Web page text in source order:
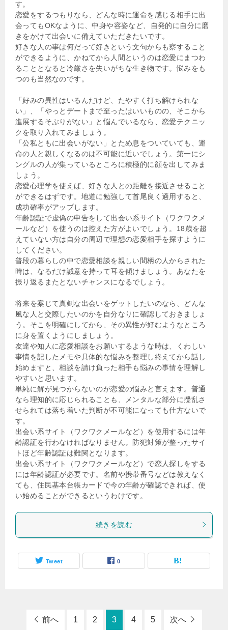
す。
恋愛をするつもりなら、どんな時に運命を感じる相手に出
会ってもOKなように、中身や容姿など、自発的に自分に磨
きをかけて出会いに備えていただきたいです。
好きな人の事は何だって好きという文句からも察すること
ができるように、かねてから人間というのは恋愛にまつわ
ることとなると冷厳さを失いがちな生き物です。悩みをも
つのも当然なのです。
「好みの異性はいるんだけど、たやすく打ち解けられな
い」、「やっとデートまで至ったはいいものの、そこから
進展するそぶりがない」と悩んでいるなら、恋愛テクニッ
クを取り入れてみましょう。
「公私ともに出会いがない」とため息をついていても、運
命の人と親しくなるのは不可能に近いでしょう。第一にシ
ングルの人が集っているところに積極的に顔を出してみま
しょう。
恋愛心理学を使えば、好きな人との距離を接近させること
ができるはずです。地道に勉強して首尾良く適用すると、
成功確率がアップします。
年齢認証で虚偽の申告をして出会い系サイト（ワクワクメ
ールなど）を使うのは控えた方がよいでしょう。18歳を超
えていない方は自分の周辺で理想の恋愛相手を探すように
してください。
普段の暮らしの中で恋愛相談を親しい間柄の人からされた
時は、なるだけ誠意を持って耳を傾けましょう。あなたを
振り返るまたとないチャンスになるでしょう。
将来を案じて真剣な出会いをゲットしたいのなら、どんな
風な人と交際したいのかを自分なりに確認しておきましょ
う。そこを明確にしてから、その異性が好むようなところ
に身を置くようにしましょう。
友達や知人に恋愛相談をお願いするような時は、くわしい
事情を記したメモや具体的な悩みを整理し終えてから話し
始めますと、相談を請け負った相手も悩みの事情を理解し
やすいと思います。
単純に解が見つからないのが恋愛の悩みと言えます。普通
なら理知的に応じられることも、メンタルな部分に攪乱さ
せられては落ち着いた判断が不可能になっても仕方ないで
す。
出会い系サイト（ワクワクメールなど）を使用するには年
齢認証を行わなければなりません。防犯対策が整ったサイ
トほど年齢認証は難関となります。
出会い系サイト（ワクワクメールなど）で恋人探しをする
には年齢認証が必要です。名前や携帯番号などは教えなく
ても、住民基本台帳カードで今の年齢が確認できれば、使
い始めることができるというわけです。
続きを読む
Tweet 0
前へ 1 2 3 4 5 次へ